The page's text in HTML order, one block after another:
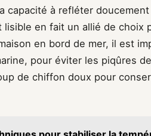
capacité à refléter doucement
en fait un allié de choix
en bord de mer, il est
pour éviter les piqûres
de chiffon doux pour